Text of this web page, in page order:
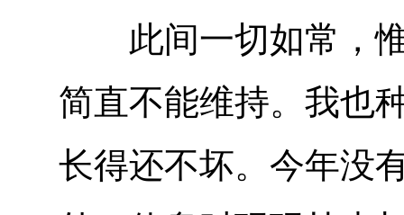
此间一切如常，惟
简直不能维持。我也
长得还不坏。今年没